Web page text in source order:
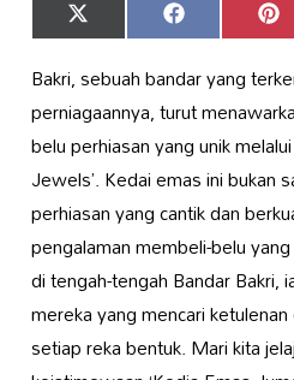
Share
on
X
(Twitter)
Share
on
Facebook
Bakri, sebuah bandar yang
perniagaannya, turut
belu perhiasan yang unik
Jewels’. Kedai emas ini bukan
perhiasan yang cantik dan
pengalaman membeli-belu
di tengah-tengah Bandar Bakri,
mereka yang mencari
setiap reka bentuk. Mari kita